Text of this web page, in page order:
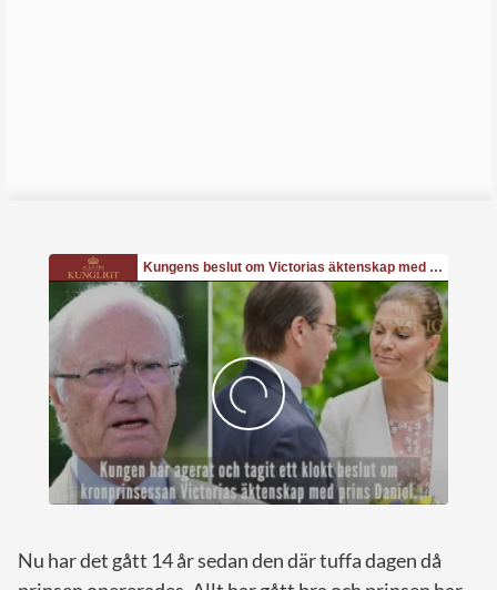
Nu har det gått 14 år sedan den där tuffa dagen då